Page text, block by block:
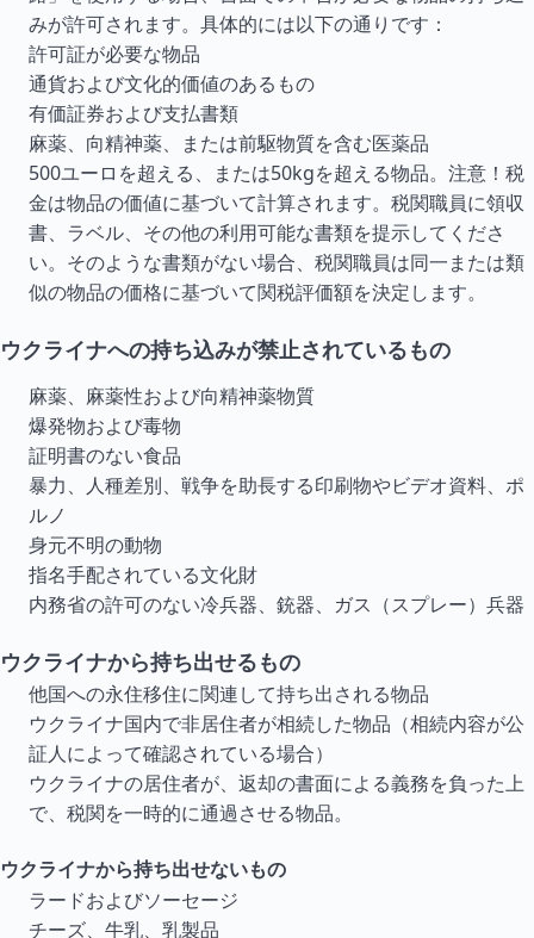
みが許可されます。具体的には以下の通りです：
許可証が必要な物品
通貨および文化的価値のあるもの
有価証券および支払書類
麻薬、向精神薬、または前駆物質を含む医薬品
500ユーロを超える、または50kgを超える物品。注意！税
金は物品の価値に基づいて計算されます。税関職員に領収
書、ラベル、その他の利用可能な書類を提示してくださ
い。そのような書類がない場合、税関職員は同一または類
似の物品の価格に基づいて関税評価額を決定します。
ウクライナへの持ち込みが禁止されているもの
麻薬、麻薬性および向精神薬物質
爆発物および毒物
証明書のない食品
暴力、人種差別、戦争を助長する印刷物やビデオ資料、ポ
ルノ
身元不明の動物
指名手配されている文化財
内務省の許可のない冷兵器、銃器、ガス（スプレー）兵器
ウクライナから持ち出せるもの
他国への永住移住に関連して持ち出される物品
ウクライナ国内で非居住者が相続した物品（相続内容が公
証人によって確認されている場合）
ウクライナの居住者が、返却の書面による義務を負った上
で、税関を一時的に通過させる物品。
ウクライナから持ち出せないもの
ラードおよびソーセージ
チーズ、牛乳、乳製品